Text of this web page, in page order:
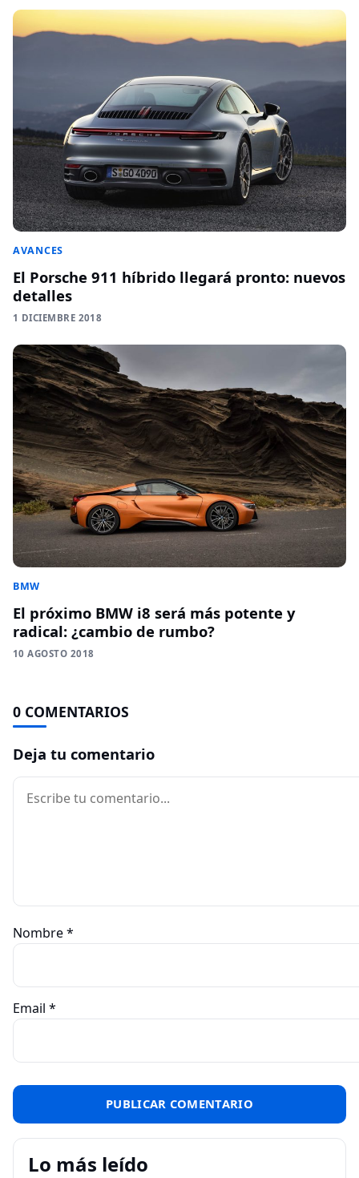
AVANCES
El Porsche 911 híbrido llegará pronto: nuevos
detalles
1 DICIEMBRE 2018
BMW
El próximo BMW i8 será más potente y
radical: ¿cambio de rumbo?
10 AGOSTO 2018
0 COMENTARIOS
Deja tu comentario
Comentario
Nombre*
Email *
Lo más leído